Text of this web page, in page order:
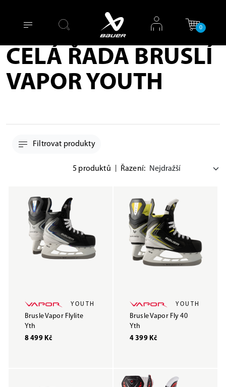
0
CELÁ ŘADA BRUSLÍ
VAPOR YOUTH
Filtrovat produkty
5 produktů Řazení:
YOUTH
Brusle Vapor Flylite
Yth
8 499 Kč
YOUTH
Brusle Vapor Fly 40
Yth
4 399 Kč